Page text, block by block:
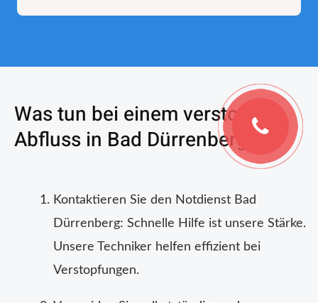
Was tun bei einem verstopften
Abfluss in Bad Dürrenberg?
Kontaktieren Sie den Notdienst Bad
Dürrenberg: Schnelle Hilfe ist unsere Stärke.
Unsere Techniker helfen effizient bei
Verstopfungen.